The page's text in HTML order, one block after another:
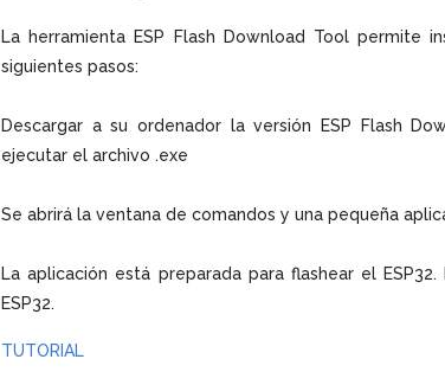
La herramienta ESP Flash Download Tool permite
siguientes pasos:
Descargar a su ordenador la versión ESP Flash
ejecutar el archivo .exe
Se abrirá la ventana de comandos y una pequeña
La aplicación está preparada para flashear el
ESP32.
TUTORIAL